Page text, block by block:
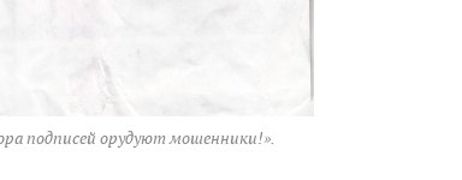
подписей орудуют мошенники!».